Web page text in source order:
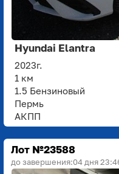
Hyundai Elantra
2023г.
1 км
1.5 Бензиновый
Пермь
АКПП
Лот №23588
до завершения:04 дня